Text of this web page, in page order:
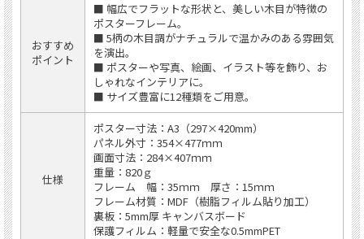
おすすめ
ポイント
■ 幅広でフラットな形状と、美しい木目が特徴の
ポスターフレーム。
■ 5柄の木目調がナチュラルで温かみのある雰囲気
を演出。
■ ポスターや写真、絵画、イラスト等を飾り、お
しゃれなインテリアに。
■ サイズ豊富に12種類をご用意。
仕様
ポスター寸法：A3（297×420mm）
パネル外寸：354×477ｍｍ
画面寸法：284×407ｍｍ
重量：820ｇ
フレーム 幅：35ｍｍ 厚さ：15ｍｍ
フレーム材質：MDF（樹脂フィルム貼り加工）
裏板：5mm厚 キャンバスボード
保護フィルム：軽量で安全な0.5mmPET